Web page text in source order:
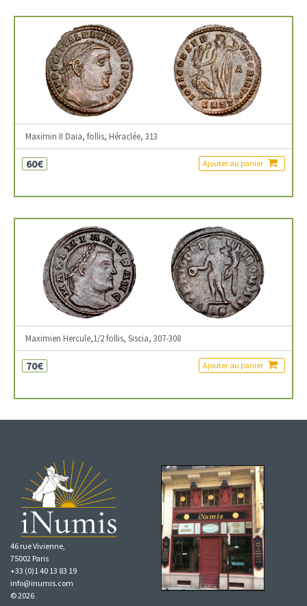
Maximin II Daia, follis, Héraclée, 313
60€ Ajouter au panier
Maximien Hercule,1/2 follis, Siscia, 307-308
70€ Ajouter au panier
46 rue Vivienne,
75002 Paris
+33 (0)1 40 13 83 19
info@inumis.com
© 2026